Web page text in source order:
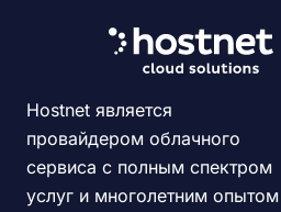
Hostnet является
провайдером облачного
сервиса с полным спектром
услуг и многолетним опытом